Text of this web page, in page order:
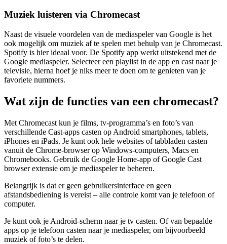
Muziek luisteren via Chromecast
Naast de visuele voordelen van de mediaspeler van Google is het
ook mogelijk om muziek af te spelen met behulp van je Chromecast.
Spotify is hier ideaal voor. De Spotify app werkt uitstekend met de
Google mediaspeler. Selecteer een playlist in de app en cast naar je
televisie, hierna hoef je niks meer te doen om te genieten van je
favoriete nummers.
Wat zijn de functies van een chromecast?
Met Chromecast kun je films, tv-programma’s en foto’s van
verschillende Cast-apps casten op Android smartphones, tablets,
iPhones en iPads. Je kunt ook hele websites of tabbladen casten
vanuit de Chrome-browser op Windows-computers, Macs en
Chromebooks. Gebruik de Google Home-app of Google Cast
browser extensie om je mediaspeler te beheren.
Belangrijk is dat er geen gebruikersinterface en geen
afstandsbediening is vereist – alle controle komt van je telefoon of
computer.
Je kunt ook je Android-scherm naar je tv casten. Of van bepaalde
apps op je telefoon casten naar je mediaspeler, om bijvoorbeeld
muziek of foto’s te delen.